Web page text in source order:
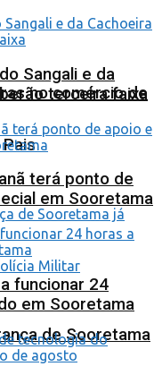
no comércio de
de Sooretama
Sangali e da
terceira faixa
terá ponto de
em Sooretama
funcionar 24
em Sooretama